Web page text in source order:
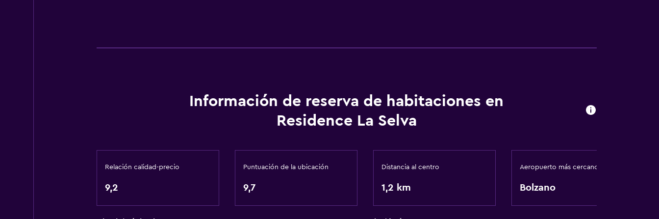
Información de reserva de habitaciones en
Residence La Selva
Relación calidad-precio
9,2
Puntuación de la ubicación
9,7
Distancia al centro
1,2 km
Aeropuerto más cercano
Bolzano